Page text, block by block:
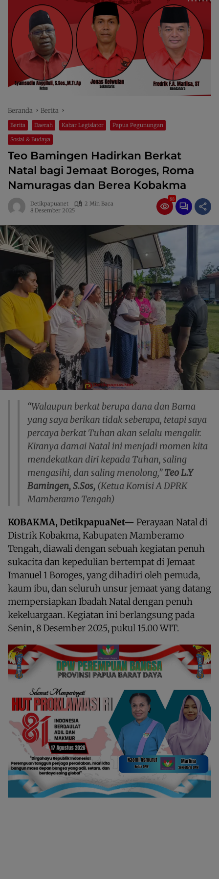
Beranda Berita
Berita Daerah Kabar Legislator Papua Pegunungan
Sosial & Budaya
Teo Bamingen Hadirkan Berkat
Natal bagi Jemaat Boroges, Roma
Namuragas dan Berea Kobakma
Detikpapuanet
2 Min Baca
8 Desember 2025
88
“Walaupun berkat berupa dana dan Bama
yang saya berikan tidak seberapa, tetapi saya
percaya berkat Tuhan akan selalu mengalir.
Kiranya damai Natal ini menjadi momen kita
mendekatkan diri kepada Tuhan, saling
mengasihi, dan saling menolong,”Teo L.Y
Bamingen, S.Sos, (Ketua Komisi A DPRK
Mamberamo Tengah)
KOBAKMA, DetikpapuaNet— Perayaan Natal di
Distrik Kobakma, Kabupaten Mamberamo
Tengah, diawali dengan sebuah kegiatan penuh
sukacita dan kepedulian bertempat di Jemaat
Imanuel 1 Boroges, yang dihadiri oleh pemuda,
kaum ibu, dan seluruh unsur jemaat yang datang
mempersiapkan Ibadah Natal dengan penuh
kekeluargaan. Kegiatan ini berlangsung pada
Senin, 8 Desember 2025, pukul 15.00 WIT.